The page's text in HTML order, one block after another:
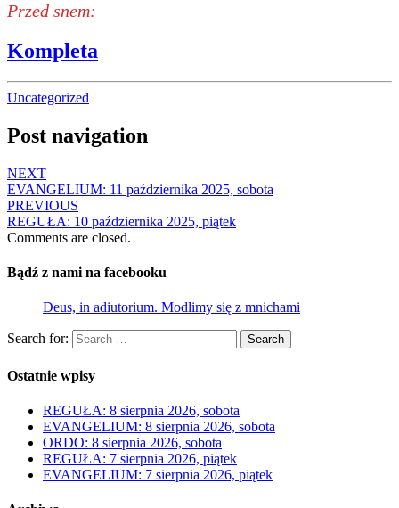
Przed snem:
Kompleta
Uncategorized
Post navigation
NEXT
EVANGELIUM: 11 października 2025, sobota
PREVIOUS
REGUŁA: 10 października 2025, piątek
Comments are closed.
Bądź z nami na facebooku
Deus, in adiutorium. Modlimy się z mnichami
Search for: Search
Ostatnie wpisy
REGUŁA: 8 sierpnia 2026, sobota
EVANGELIUM: 8 sierpnia 2026, sobota
ORDO: 8 sierpnia 2026, sobota
REGUŁA: 7 sierpnia 2026, piątek
EVANGELIUM: 7 sierpnia 2026, piątek